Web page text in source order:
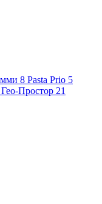
8 Pasta Prio 5
Гео-Простор 21